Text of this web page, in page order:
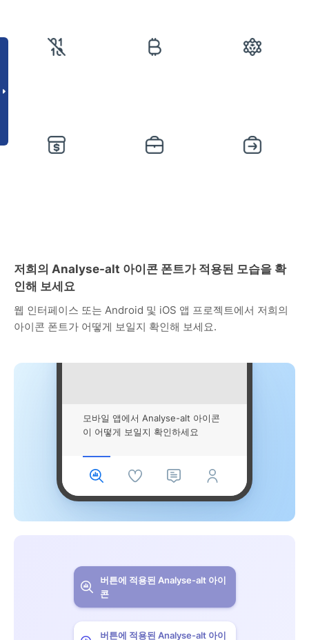
저희의 Analyse-alt 아이콘 폰트가 적용된 모습을 확
인해 보세요
웹 인터페이스 또는 Android 및 iOS 앱 프로젝트에서 저희의
아이콘 폰트가 어떻게 보일지 확인해 보세요.
모바일 앱에서 Analyse-alt 아이콘
이 어떻게 보일지 확인하세요
버튼에 적용된 Analyse-alt 아이
콘
버튼에 적용된 Analyse-alt 아이